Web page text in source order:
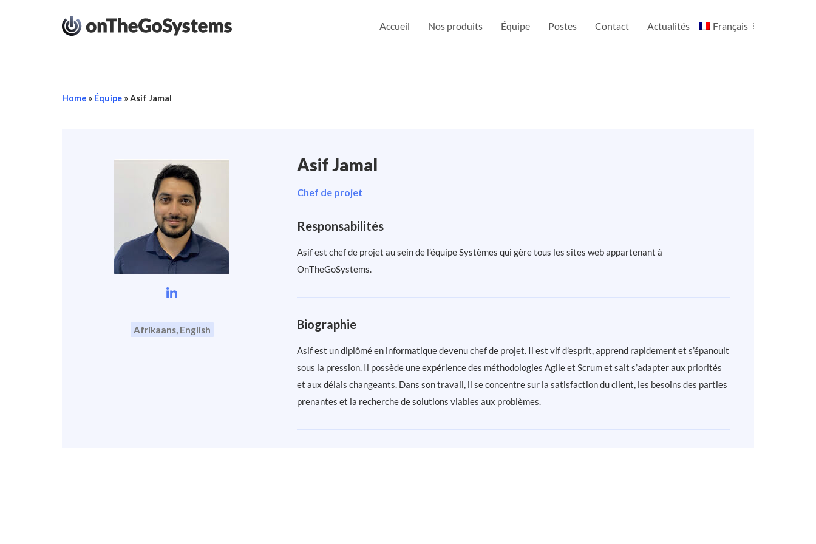
Accueil Nos produits Équipe Postes Contact Actualités Français
Home » Équipe »Asif Jamal
Afrikaans, English
Asif Jamal
Chef de projet
Responsabilités
Asif est chef de projet au sein de l’équipe Systèmes qui gère tous les sites web appartenant à
OnTheGoSystems.
Biographie
Asif est un diplômé en informatique devenu chef de projet. Il est vif d’esprit, apprend rapidement et s’épanouit
sous la pression. Il possède une expérience des méthodologies Agile et Scrum et sait s’adapter aux priorités
et aux délais changeants. Dans son travail, il se concentre sur la satisfaction du client, les besoins des parties
prenantes et la recherche de solutions viables aux problèmes.